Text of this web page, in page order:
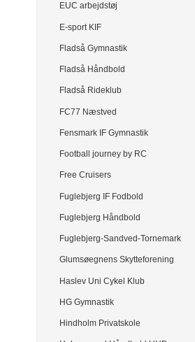
EUC arbejdstøj
E-sport KIF
Fladså Gymnastik
Fladså Håndbold
Fladså Rideklub
FC77 Næstved
Fensmark IF Gymnastik
Football journey by RC
Free Cruisers
Fuglebjerg IF Fodbold
Fuglebjerg Håndbold
Fuglebjerg-Sandved-Tornemark
Glumsøegnens Skytteforening
Haslev Uni Cykel Klub
HG Gymnastik
Hindholm Privatskole